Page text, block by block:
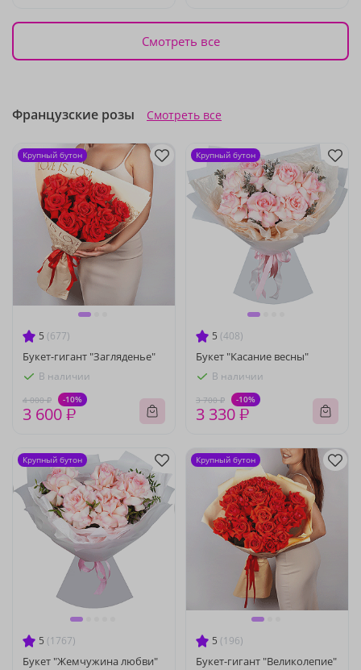
Смотреть все
Французские розы Смотреть все
5 (677)
Букет-гигант "Загляденье"
В наличии
4 000 ₽ -10%
3 600 ₽
Крупный бутон
5 (408)
Букет "Касание весны"
В наличии
3 700 ₽ -10%
3 330 ₽
Крупный бутон
5 (1767)
Букет "Жемчужина любви"
Крупный бутон
5 (196)
Букет-гигант "Великолепие"
Крупный бутон